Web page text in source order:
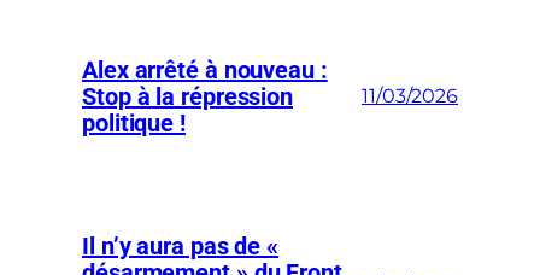
Alex arrêté à nouveau :
Stop à la répression
politique !
11/03/2026
Il n’y aura pas de «